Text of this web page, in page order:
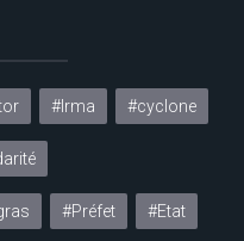
#Irma #cyclone
#Préfet #Etat